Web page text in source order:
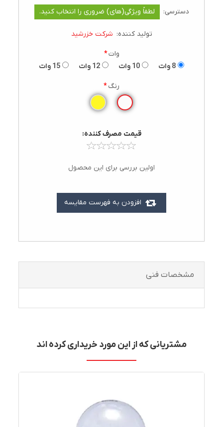
دسترسی: لطفاً ویژگی(های) ضروری را انتخاب کنید.
تولید کننده: شرکت خزرشید
وات*
8 وات
10 وات 12 وات 15 وات
رنگ *
قيمت مصرف کننده:
افزودن به فهرست مقایسه
اولین بررسی برای این محصول
مشخصات فنی
مشتریانی که از این مورد خریداری کرده اند